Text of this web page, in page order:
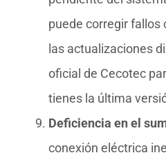
puede corregir fallos
las actualizaciones
oficial de Cecotec
tienes la última
Deficiencia en el
conexión eléctrica